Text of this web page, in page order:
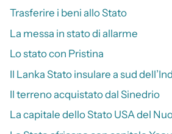
Trasferire i beni allo Stato
La messa in stato di allarme
Lo stato con Pristina
Il Lanka Stato insulare a sud
Il terreno acquistato dal Sinedrio
La capitale dello Stato USA del